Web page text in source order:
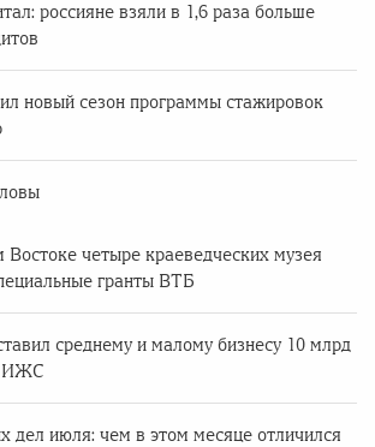
россияне взяли в 1,6 раза больше
новый сезон программы стажировок
четыре краеведческих музея
гранты ВТБ
среднему и малому бизнесу 10 млрд
ИЖС
дел июля: чем в этом месяце отличился